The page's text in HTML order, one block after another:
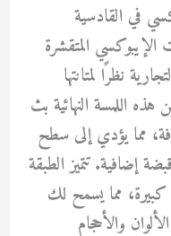
في القادسية
الإيبوكسي المتقشرة
نظرًا لمتانتها
اللمسة النهائية بث
مما يؤدي إلى سطح
إضافية. تتميز الطبقة
كبيرة، مما يسمح لك
والأحجام